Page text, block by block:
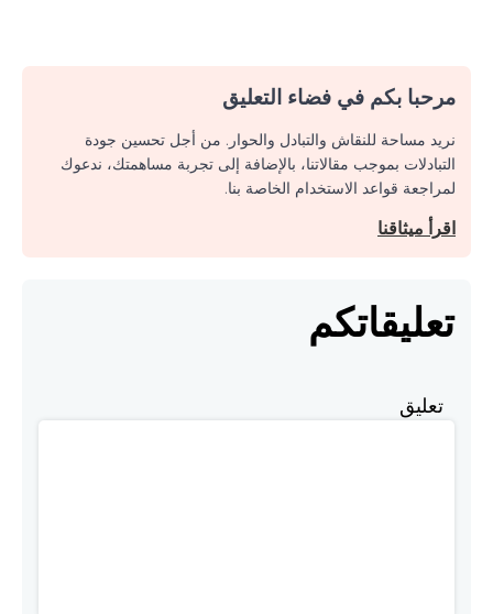
مرحبا بكم في فضاء التعليق
نريد مساحة للنقاش والتبادل والحوار. من أجل تحسين جودة
التبادلات بموجب مقالاتنا، بالإضافة إلى تجربة مساهمتك، ندعوك
لمراجعة قواعد الاستخدام الخاصة بنا.
اقرأ ميثاقنا
تعليقاتكم
تعليق